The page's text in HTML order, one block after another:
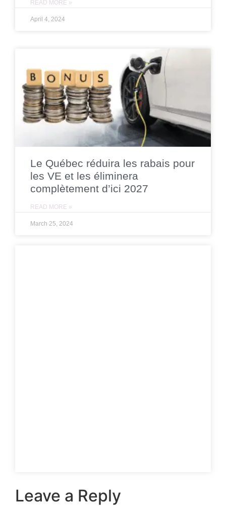
READ MORE »
April 4, 2024
Le Québec réduira les rabais pour
les VE et les éliminera
complètement d’ici 2027
READ MORE »
March 25, 2024
Leave a Reply